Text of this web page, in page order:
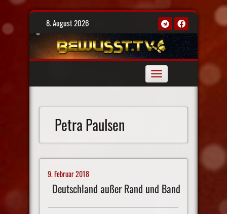
Skip
content
8. August 2026
Toggle
navigation
Petra Paulsen
9. Februar 2018
Deutschland außer Rand und Band